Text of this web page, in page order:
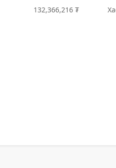
132,366,216 ₮